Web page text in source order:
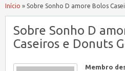
Início » Sobre Sonho D amore Bolos
Sobre Sonho D
Caseiros e Donuts
Membro